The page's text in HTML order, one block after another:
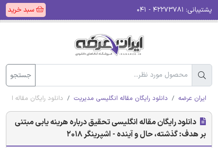
پشتیبانی: سبد خرید
جستجو
ایران عرضه دانلود رایگان مقاله انگلیسی مدیریت دانلود رایگان مقاله
دانلود رایگان مقاله انگلیسی تحقیق درباره هرینه یابی مبتنی
بر هدف: گذشته، حال و آینده - اشپرینگر 2018